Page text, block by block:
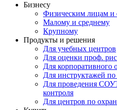
Бизнесу
Физическим лицам и
Малому и среднему
Крупному
Продукты и решения
Для учебных центров
Для оценки проф.
Для корпоративного
Для инструктажей
Для проведения
контроля
Для центров по